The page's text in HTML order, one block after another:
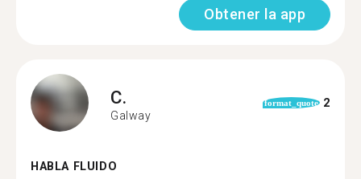
Obtener la app
C.
Galway
format_quote 2
HABLA FLUIDO